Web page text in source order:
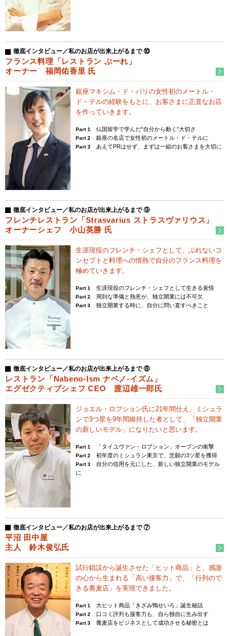
徹底インタビュー／私のお店が出来上がるまで ⑩
フランス料理「レストラン ぷーれ」
オーナー 福岡佑香里 氏
銀座マキシム・ド・パリの女性初のメートル・
ド・テルの経験をもとに、 お客さまに正直なお店
を作っていきます。
Part 1 仏国留学で学んだ“自分から動く”大切さ
Part 2 銀座の名店で女性初のメートル・ド・テルに
Part 3 あえてPRはせず、まずは一組のお客さまを大切に
徹底インタビュー／私のお店が出来上がるまで ⑨
フレンチレストラン「Strasvarius ストラスヴァリウス」
オーナーシェフ 小山英勝 氏
生涯現役のフレンチ・シェフとして、ぶれないコ
ンセプトと料理への情熱で自分のフランス料理を
極めていきます。
Part 1 生涯現役のフレンチ・シェフとして生きる覚悟
Part 2 周到な準備と熱意が、独立開業には不可欠
Part 3 独立開業する時に、自分に問い直すべきこと
徹底インタビュー／私のお店が出来上がるまで ⑧
レストラン「Nabeno-Ism ナベノ-イズム」
エグゼクティブシェフ CEO 渡辺雄一郎氏
ジョエル・ロブション氏に21年間仕え、
ミシュラ
ンで3つ星を9年間維持した者として、
「独立開業
の新しいモデル」になりたいと思います。
Part 1 「タイユヴァン・ロブション」オープンの衝撃
Part 2 初年度のミシュラン東京で、悲願の3ツ星を獲得
Part 3 自分の信用を元にした、新しい独立開業のモデル
に
徹底インタビュー／私のお店が出来上がるまで ⑦
平沼 田中屋
主人 鈴木俊弘氏
試行錯誤から誕生させた「ヒット商品」と、感謝
の心から生まれる「高い接客力」で、
「行列ので
きる蕎麦店」を実現できました。
Part 1 大ヒット商品「きざみ鴨せいろ」誕生秘話
Part 2 口コミ評判も接客力も、自ら独自に生み出す
Part 3 蕎麦店をビジネスとして成功させる秘密とは